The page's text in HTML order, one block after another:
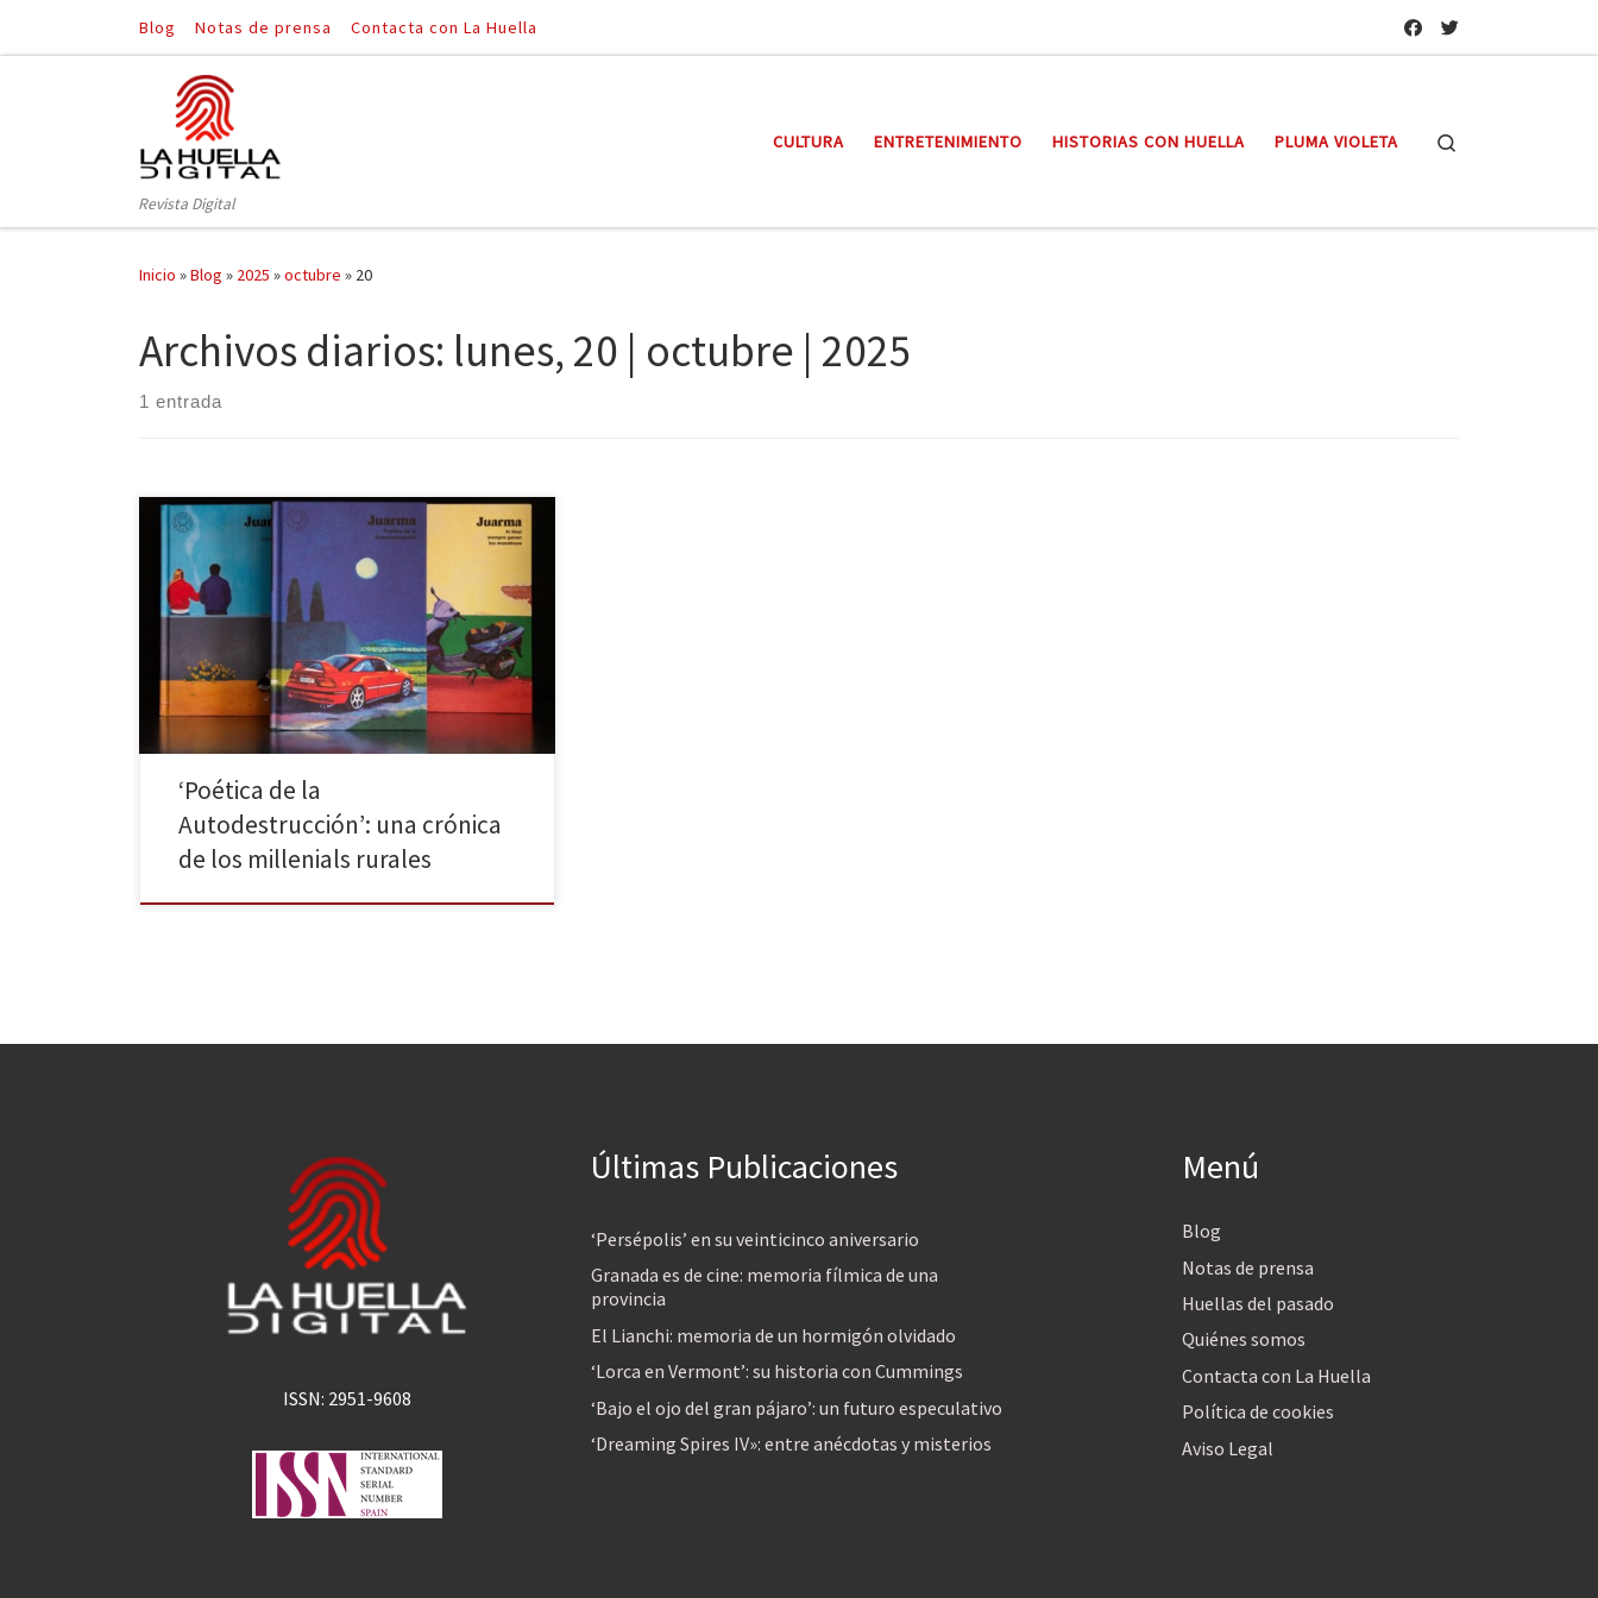
Saltar al contenido
Blog Notas de prensa Contacta con La Huella
Revista Digital
CULTURA ENTRETENIMIENTO HISTORIAS CON HUELLA PLUMA VIOLETA
Inicio »Blog » 2025 »octubre » 20
Archivos diarios: lunes, 20 | octubre | 2025
1 entrada
Juarma (Deifontes, Granada, 1981) empezó su
trayectoria haciendo fanzines y se consolidó como
ilustrador y viñetista en revistas como El Jueves. Y ha
sabido transformar su mirada punk en una voz literaria
única al escribir como él lo hace: con un ritmo visual,
humano, rápido y sincero. Tras Al final […]
‘Poética de la
Autodestrucción’: una crónica
de los millenials rurales
ISSN: 2951-9608
Últimas Publicaciones
‘Persépolis’ en su veinticinco aniversario
Granada es de cine: memoria fílmica de una
provincia
El Lianchi: memoria de un hormigón olvidado
‘Lorca en Vermont’: su historia con Cummings
‘Bajo el ojo del gran pájaro’: un futuro especulativo
‘Dreaming Spires IV»: entre anécdotas y misterios
Menú
Blog
Notas de prensa
Huellas del pasado
Quiénes somos
Contacta con La Huella
Política de cookies
Aviso Legal